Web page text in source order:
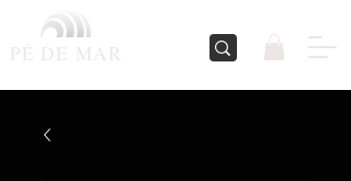
PÉ DE MAR